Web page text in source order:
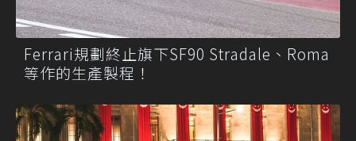
Ferrari規劃終止旗下SF90 Stradale、Roma
等作的生產製程！